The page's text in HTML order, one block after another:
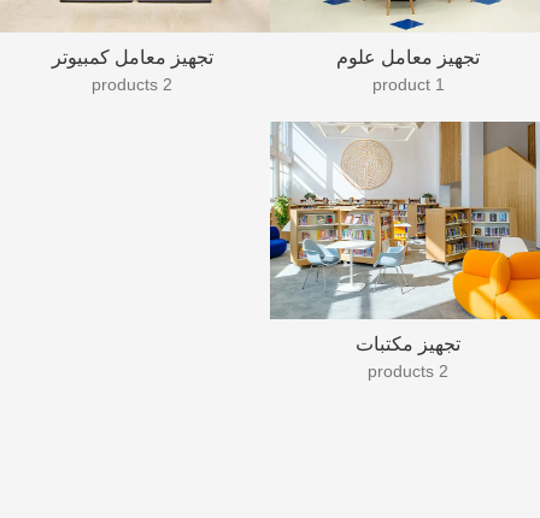
تجهيز معامل علوم
1 product
تجهيز معامل كمبيوتر
2 products
تجهيز مكتبات
2 products